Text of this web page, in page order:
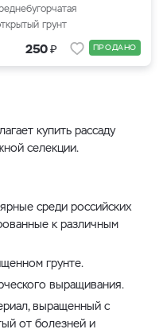
грунт
250₽ ПРОДАНО
купить рассаду
селекции.
среди российских
к различным
грунте.
выращивания.
выращенный с
от болезней и